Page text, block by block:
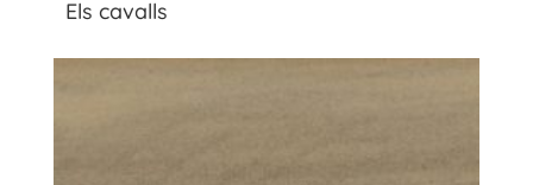
Els cavalls